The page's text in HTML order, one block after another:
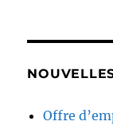
Offre